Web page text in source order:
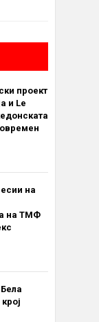
проект
и Le
на
на ТМФ